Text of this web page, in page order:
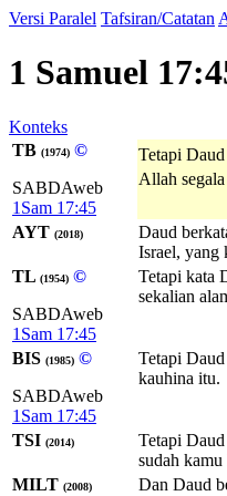
Versi Paralel Tafsiran/Catatan
1 Samuel
Konteks
TB (1974) ©
SABDAweb
1Sam 17:45
Tetapi
Allah
AYT (2018)
Daud
Israel, yang
TL (1954) ©
SABDAweb
1Sam 17:45
Tetapi kata
sekalian
BIS (1985) ©
SABDAweb
1Sam 17:45
Tetapi
kauhina itu.
TSI (2014)
Tetapi
sudah
MILT (2008)
Dan Daud